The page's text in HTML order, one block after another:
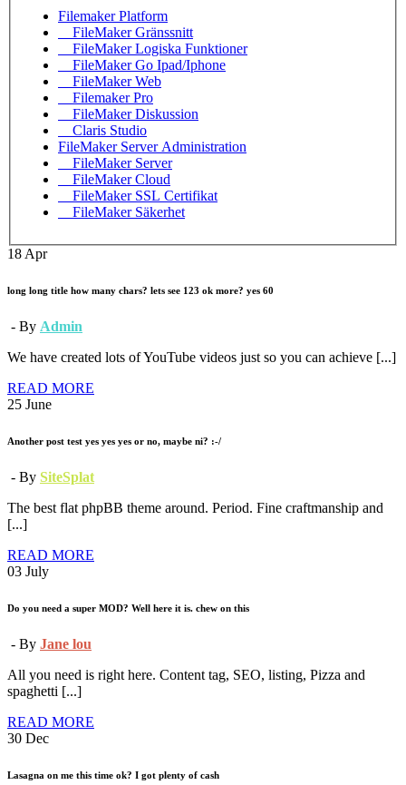
Filemaker Platform
FileMaker Gränssnitt
FileMaker Logiska Funktioner
FileMaker Go Ipad/Iphone
FileMaker Web
Filemaker Pro
FileMaker Diskussion
Claris Studio
FileMaker Server Administration
FileMaker Server
FileMaker Cloud
FileMaker SSL Certifikat
FileMaker Säkerhet
18 Apr
long long title how many chars? lets see 123 ok more? yes 60
- By Admin
We have created lots of YouTube videos just so you can achieve [...]
READ MORE
25 June
Another post test yes yes yes or no, maybe ni? :-/
- By SiteSplat
The best flat phpBB theme around. Period. Fine craftmanship and
[...]
READ MORE
03 July
Do you need a super MOD? Well here it is. chew on this
- By Jane lou
All you need is right here. Content tag, SEO, listing, Pizza and
spaghetti [...]
READ MORE
30 Dec
Lasagna on me this time ok? I got plenty of cash